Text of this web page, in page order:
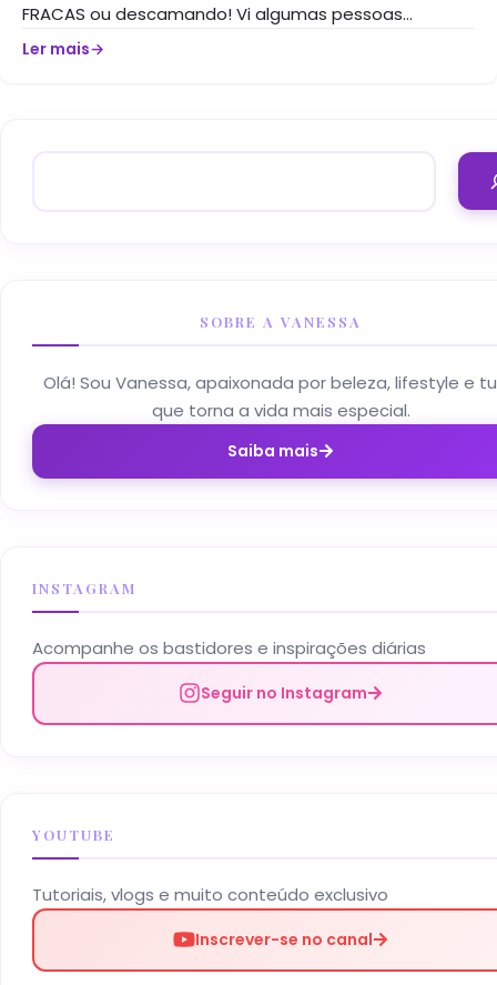
FRACAS ou descamando! Vi algumas pessoas
reclamando desses...
Ler mais→
SOBRE A VANESSA
Olá! Sou Vanessa, apaixonada por beleza, lifestyle e
que torna a vida mais especial.
Saiba mais
INSTAGRAM
Acompanhe os bastidores e inspirações diárias
Seguir no Instagram
YOUTUBE
Tutoriais, vlogs e muito conteúdo exclusivo
Inscrever-se no canal